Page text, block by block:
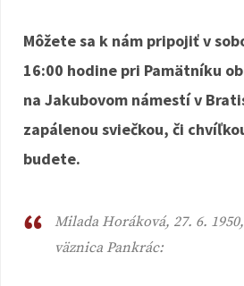
Môžete sa k nám pripojiť v
16:00 hodine pri Pamätníku
na Jakubovom námestí v
zapálenou sviečkou, či
budete.
Milada Horáková, 27. 6.
väznica Pankrác: